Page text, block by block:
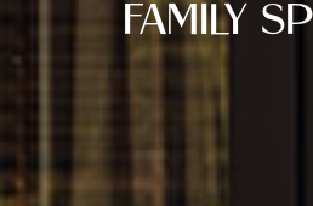
FAMILY